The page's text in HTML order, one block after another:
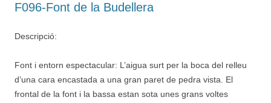
F096-Font de la Budellera
Descripció:
Font i entorn espectacular: L’aigua surt per la boca del relleu
d’una cara encastada a una gran paret de pedra vista. El
frontal de la font i la bassa estan sota unes grans voltes